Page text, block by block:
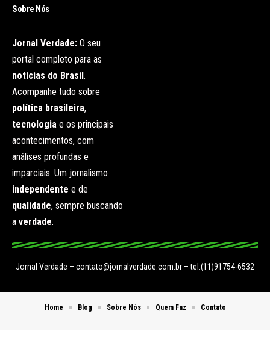
Sobre Nós
Jornal Verdade: O seu
portal completo para as
notícias do Brasil.
Acompanhe tudo sobre
política brasileira,
tecnologia e os principais
acontecimentos, com
análises profundas e
imparciais. Um jornalismo
independente e de
qualidade, sempre buscando
a verdade.
Jornal Verdade – contato@jornalverdade.com.br – tel.(11)91754-6532
Home Blog Sobre Nós Quem Faz Contato